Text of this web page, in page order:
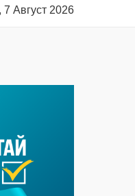
7 Август 2026